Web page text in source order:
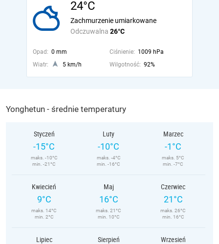
24°C
Odczuwalna 26°C
Zachmurzenie umiarkowane
Opad: 0 mm Ciśnienie: 1009 hPa
Wiatr:
5 km/h Wilgotność: 92%
Yonghetun - średnie temperatury
Styczeń
-15°C
maks. -10°C
min. -21°C
Luty
-10°C
maks. -4°C
min. -16°C
Marzec
-1°C
maks. 5°C
min. -7°C
Kwiecień
9°C
maks. 14°C
min. 2°C
Maj
16°C
maks. 21°C
min. 10°C
Czerwiec
21°C
maks. 26°C
min. 16°C
Lipiec Sierpień Wrzesień